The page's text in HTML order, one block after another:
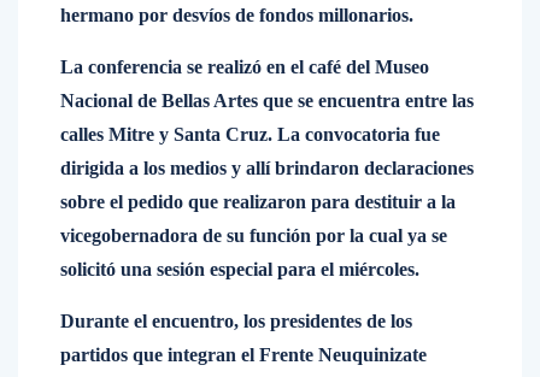
hermano por desvíos de fondos millonarios.
La conferencia se realizó en el café del Museo
Nacional de Bellas Artes que se encuentra entre las
calles Mitre y Santa Cruz. La convocatoria fue
dirigida a los medios y allí brindaron declaraciones
sobre el pedido que realizaron para destituir a la
vicegobernadora de su función por la cual ya se
solicitó una sesión especial para el miércoles.
Durante el encuentro, los presidentes de los
partidos que integran el Frente Neuquinizate